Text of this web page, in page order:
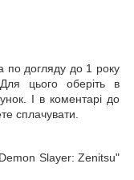
по догляду до 1 року
цього оберіть в
І в коментарі до
сплачувати.
Slayer: Zenitsu"